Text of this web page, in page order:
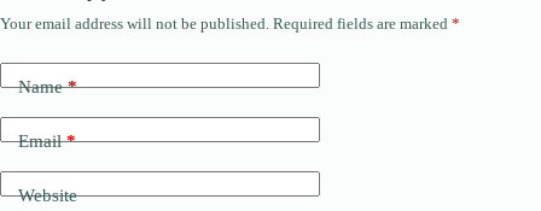
Your email address will not be published. Required fields are marked *
Name*
Email*
Website